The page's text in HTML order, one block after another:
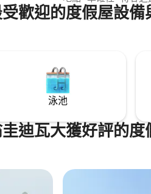
在門外就能享受寧靜
Ekuku Snug 擁有溫馨
歡迎的度假屋設備
泳池
迪瓦大獲好評的度